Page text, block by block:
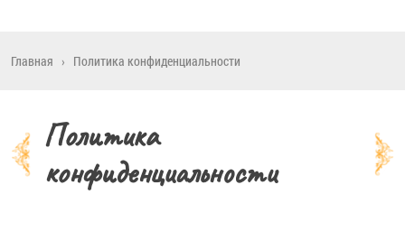
Главная › Политика конфиденциальности
Политика
конфиденциальности